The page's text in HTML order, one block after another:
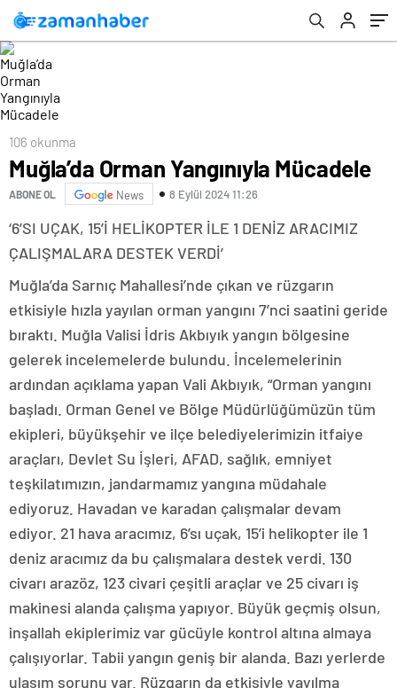
106 okunma
Muğla’da Orman Yangınıyla Mücadele
ABONE OL News 8 Eylül 2024 11:26
‘6’SI UÇAK, 15’İ HELİKOPTER İLE 1 DENİZ ARACIMIZ
ÇALIŞMALARA DESTEK VERDİ’
Muğla’da Sarnıç Mahallesi’nde çıkan ve rüzgarın
etkisiyle hızla yayılan orman yangını 7’nci saatini geride
bıraktı. Muğla Valisi İdris Akbıyık yangın bölgesine
gelerek incelemelerde bulundu. İncelemelerinin
ardından açıklama yapan Vali Akbıyık, “Orman yangını
başladı. Orman Genel ve Bölge Müdürlüğümüzün tüm
ekipleri, büyükşehir ve ilçe belediyelerimizin itfaiye
araçları, Devlet Su İşleri, AFAD, sağlık, emniyet
teşkilatımızın, jandarmamız yangına müdahale
ediyoruz. Havadan ve karadan çalışmalar devam
ediyor. 21 hava aracımız, 6’sı uçak, 15’i helikopter ile 1
deniz aracımız da bu çalışmalara destek verdi. 130
civarı arazöz, 123 civari çeşitli araçlar ve 25 civarı iş
makinesi alanda çalışma yapıyor. Büyük geçmiş olsun,
inşallah ekiplerimiz var gücüyle kontrol altına almaya
çalışıyorlar. Tabii yangın geniş bir alanda. Bazı yerlerde
ulaşım sorunu var. Rüzgarın da etkisiyle yayılma